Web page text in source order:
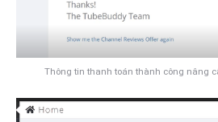
Thông tin thanh toán thành công nâng